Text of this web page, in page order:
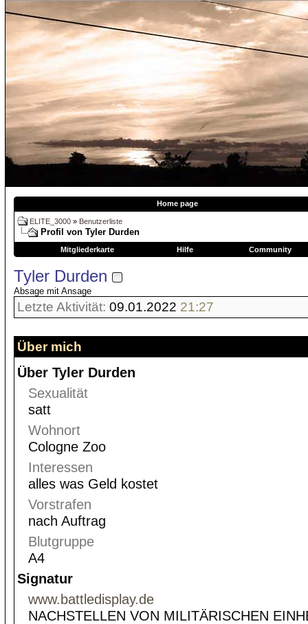
Home page
ELITE_3000 » Benutzerliste
Profil von Tyler Durden
Mitgliederkarte Hilfe Community
Tyler Durden
Absage mit Ansage
Letzte Aktivität: 09.01.2022 21:27
Über mich
Über Tyler Durden
Sexualität
satt
Wohnort
Cologne Zoo
Interessen
alles was Geld kostet
Vorstrafen
nach Auftrag
Blutgruppe
A4
Signatur
www.battledisplay.de
NACHSTELLEN VON MILITÄRISCHEN